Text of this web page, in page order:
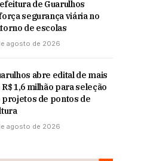
de Guarulhos
segurança viária no
de escolas
agosto de 2026
abre edital de mais
R$ 1,6 milhão para seleção
projetos de pontos de
agosto de 2026